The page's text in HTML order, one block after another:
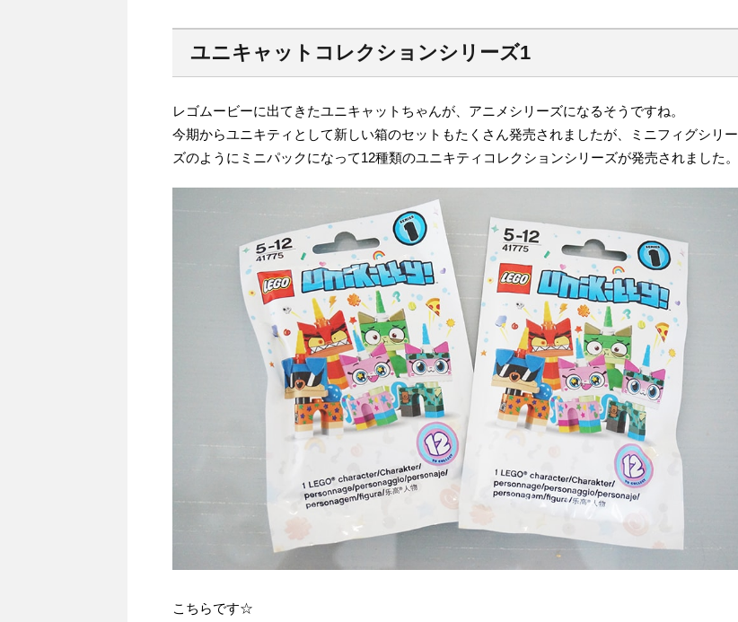
ユニキャットコレクションシリーズ1
レゴムービーに出てきたユニキャットちゃんが、アニメシリーズになるそうですね。
今期からユニキティとして新しい箱のセットもたくさん発売されましたが、ミニフィグシリー
ズのようにミニパックになって12種類のユニキティコレクションシリーズが発売されました。
こちらです☆